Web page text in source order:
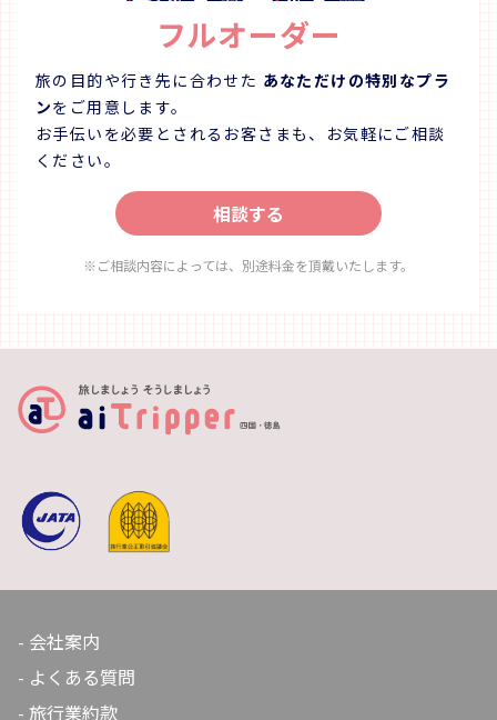
フルオーダー
旅の目的や行き先に合わせた あなただけの特別なプラ
ンをご用意します。
お手伝いを必要とされるお客さまも、お気軽にご相談
ください。
相談する
※ご相談内容によっては、別途料金を頂戴いたします。
会社案内
よくある質問
旅行業約款